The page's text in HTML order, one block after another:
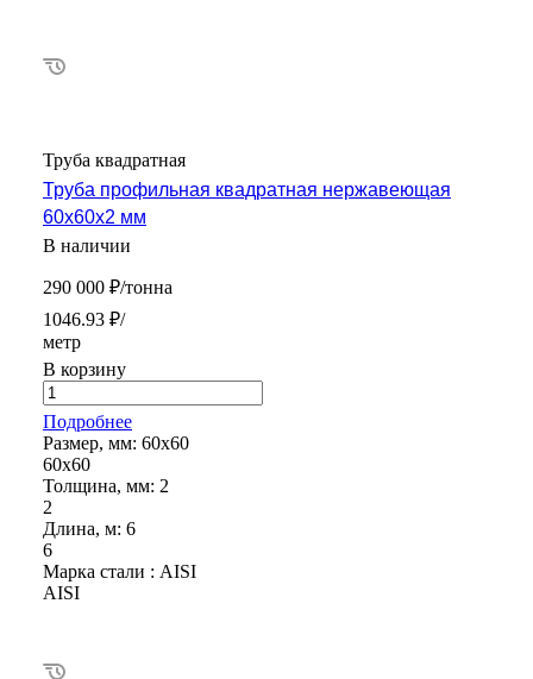
Труба квадратная
Труба профильная квадратная нержавеющая
60х60х2 мм
В наличии
290 000 ₽/тонна
1046.93 ₽/
метр
В корзину
Подробнее
Размер, мм: 60х60
60х60
Толщина, мм: 2
2
Длина, м: 6
6
Марка стали : AISI
AISI